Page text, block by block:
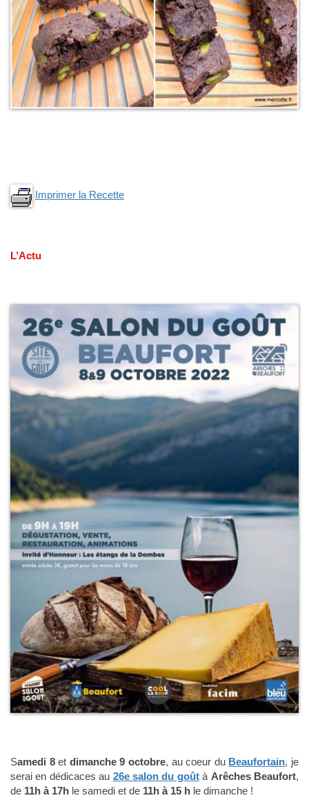
Imprimer la Recette
L’Actu
Samedi 8et dimanche 9 octobre, au coeur du Beaufortain, je
serai en dédicaces au 26e salon du goûtà Arêches Beaufort,
de 11h à 17h le samedi et de 11h à 15 h le dimanche !